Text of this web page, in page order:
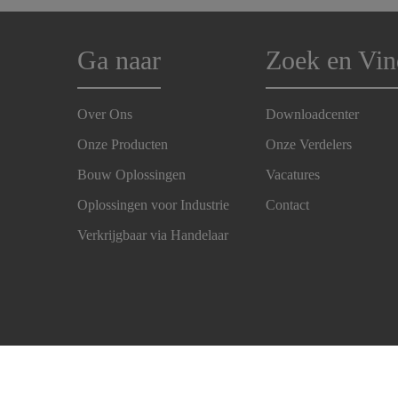
Ga naar
Over Ons
Onze Producten
Bouw Oplossingen
Oplossingen voor Industrie
Verkrijgbaar via Handelaar
Zoek en
Downloadcenter
Onze Verdelers
Vacatures
Contact